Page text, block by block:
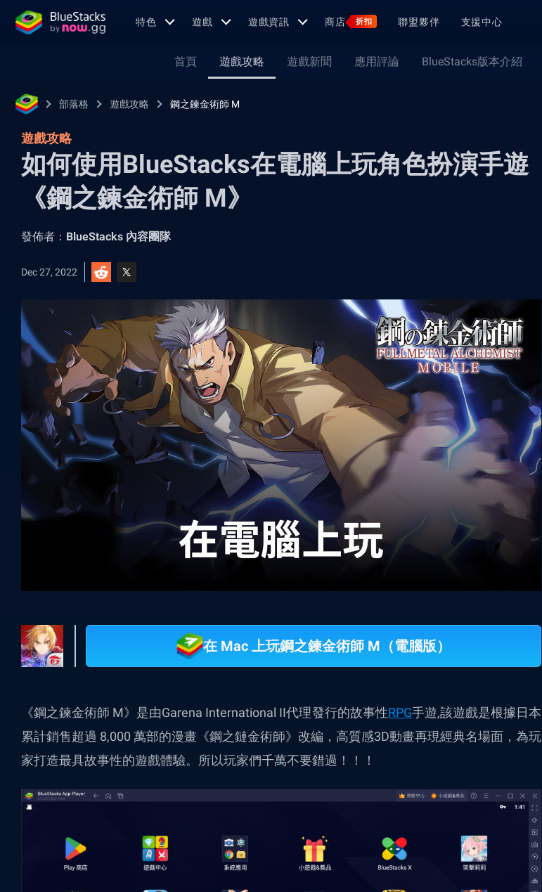
特色 遊戲 遊戲資訊 商店 折扣 聯盟夥伴 支援中心
首頁 遊戲攻略 遊戲新聞 應用評論 BlueStacks版本介紹
部落格 遊戲攻略 鋼之鍊金術師 M
遊戲攻略
如何使用BlueStacks在電腦上玩角色扮演手遊
《鋼之鍊金術師 M》
發佈者： BlueStacks 內容團隊
Dec 27, 2022
在 Mac 上玩鋼之鍊金術師 M（電腦版）
《鋼之鍊金術師 M》是由Garena International II代理發行的故事性RPG手遊,該遊戲是根據日本
累計銷售超過 8,000 萬部的漫畫《鋼之鏈金術師》改編 ， 高質感3D動畫再現經典名場面，為玩
家打造最具故事性的遊戲體驗。所以玩家們千萬不要錯過！！！